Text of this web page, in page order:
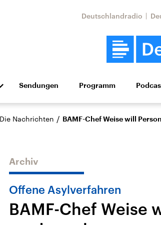
Deutschlandradio
Politik Wirtschaft
Feature Musik
Nahostkonflikt
Sendungen Programm
Die Nachrichten / BAMF-Chef Weise will
Archiv
Offene Asylverfahren
BAMF-Chef Weise